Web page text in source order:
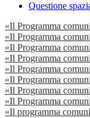
Questione
«Il Programma
«Il Programma
«Il Programma
«Il Programma
«Il Programma
«Il Programma
«Il Programma
«Il Programma
«Il programma